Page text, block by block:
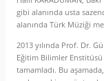
gibi alanında usta
alanında Türk Müziği
2013 yılında Prof. Dr.
Eğitim Bilimler Enstitüsü
tamamladı. Bu